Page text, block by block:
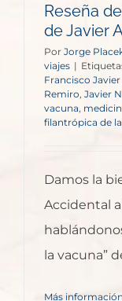
Reseña
de Javier
Por Jorge
viajes |
Francisco
Remiro Javier
vacuna,
filantrópica de
Damos la
Accidental
la vacuna”
Más información